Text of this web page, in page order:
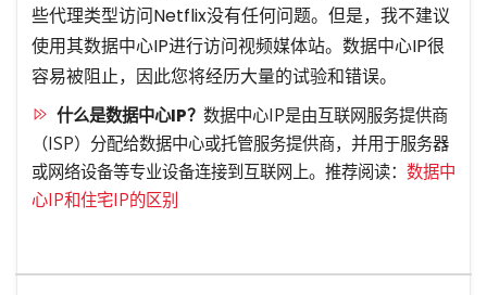
些代理类型访问Netflix没有任何问题。但是，我不建议
使用其数据中心IP进行访问视频媒体站。数据中心IP很
容易被阻止，因此您将经历大量的试验和错误。
什么是数据中心IP？ 数据中心IP是由互联网服务提供商
（ISP）分配给数据中心或托管服务提供商，并用于服务器
或网络设备等专业设备连接到互联网上。推荐阅读： 数据中
心IP和住宅IP的区别